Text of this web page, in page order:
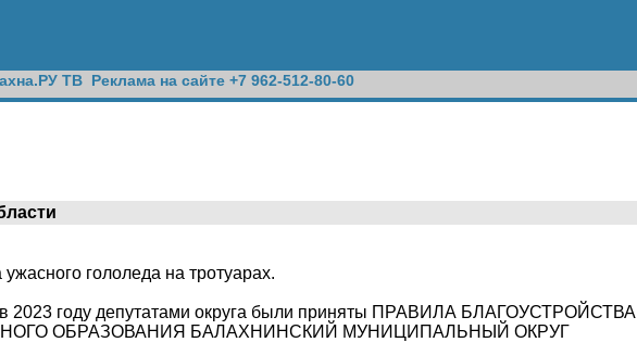
ТВ Реклама на сайте +7 962-512-80-60
гололеда на тротуарах.
в 2023 году депутатами округа были приняты ПРАВИЛА БЛАГОУСТРОЙСТВА
ОБРАЗОВАНИЯ БАЛАХНИНСКИЙ МУНИЦИПАЛЬНЫЙ ОКРУГ